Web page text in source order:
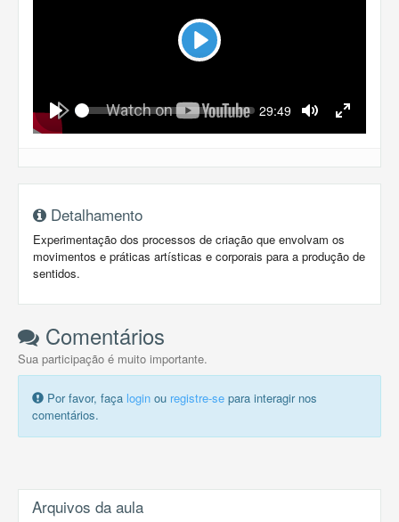
Play
Play
Seek Current
29:49
Mute Fullscreen
Detalhamento
Experimentação dos processos de criação que envolvam os
movimentos e práticas artísticas e corporais para a produção de
sentidos.
Comentários
Sua participação é muito importante.
Por favor, faça login ou registre-se para interagir nos
comentários.
Arquivos da aula